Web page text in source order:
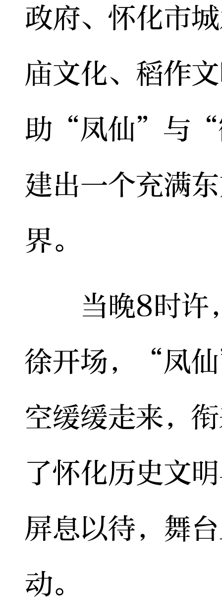
政府、怀化市
庙文化、稻作
助“凤仙”与“
建出一个充满
界。
当晚8时许，
徐开场，“凤
空缓缓走来，
了怀化历史文
屏息以待，舞
动。